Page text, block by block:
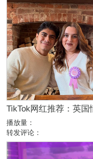
播放量：
转发评论：